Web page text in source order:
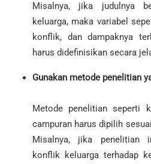
Misalnya, jika judulnya
keluarga, maka variabel
konflik, dan dampaknya
harus didefinisikan secara
Gunakan metode penelitian
Metode penelitian seperti
campuran harus dipilih
Misalnya, jika penelitian
konflik keluarga terhadap